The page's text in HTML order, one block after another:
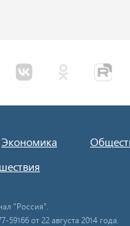
Экономика
"Россия".
от 22 августа 2014 года.